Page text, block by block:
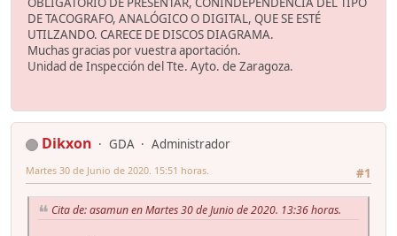
DE TACOGRAFO, ANALÓGICO O DIGITAL, QUE SE ESTÉ
UTILZANDO. CARECE DE DISCOS DIAGRAMA.
Muchas gracias por vuestra aportación.
Unidad de Inspección del Tte. Ayto. de Zaragoza.
Dikxon GDA
Administrador
#1
Martes 30 de Junio de 2020. 15:51 horas.
Cita de: asamun en Martes 30 de Junio de 2020. 13:36 horas.